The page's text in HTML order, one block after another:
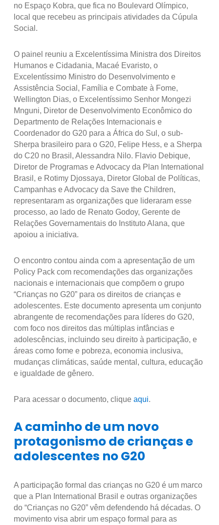
no Espaço Kobra, que fica no Boulevard Olímpico,
local que recebeu as principais atividades da Cúpula
Social.
O painel reuniu a Excelentíssima Ministra dos Direitos
Humanos e Cidadania, Macaé Evaristo, o
Excelentíssimo Ministro do Desenvolvimento e
Assistência Social, Família e Combate à Fome,
Wellington Dias, o Excelentíssimo Senhor Mongezi
Mnguni, Diretor de Desenvolvimento Econômico do
Departmento de Relações Internacionais e
Coordenador do G20 para a África do Sul, o sub-
Sherpa brasileiro para o G20, Felipe Hess, e a Sherpa
do C20 no Brasil, Alessandra Nilo. Flavio Debique,
Diretor de Programas e Advocacy da Plan International
Brasil, e Rotimy Djossaya, Diretor Global de Políticas,
Campanhas e Advocacy da Save the Children,
representaram as organizações que lideraram esse
processo, ao lado de Renato Godoy, Gerente de
Relações Governamentais do Instituto Alana, que
apoiou a iniciativa.
O encontro contou ainda com a apresentação de um
Policy Pack com recomendações das organizações
nacionais e internacionais que compõem o grupo
“Crianças no G20” para os direitos de crianças e
adolescentes. Este documento apresenta um conjunto
abrangente de recomendações para líderes do G20,
com foco nos direitos das múltiplas infâncias e
adolescências, incluindo seu direito à participação, e
áreas como fome e pobreza, economia inclusiva,
mudanças climáticas, saúde mental, cultura, educação
e igualdade de gênero.
Para acessar o documento, clique aqui.
A caminho de um novo
protagonismo de crianças e
adolescentes no G20
A participação formal das crianças no G20 é um marco
que a Plan International Brasil e outras organizações
do “Crianças no G20” vêm defendendo há décadas. O
movimento visa abrir um espaço formal para as